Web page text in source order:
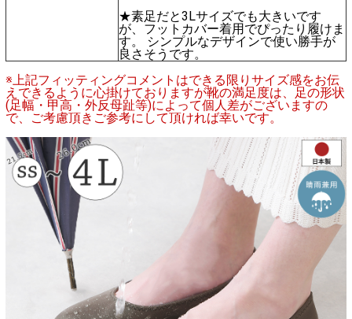
★素足だと3Lサイズでも大きいです
が、フットカバー着用でぴったり履けま
す。 シンプルなデザインで使い勝手が
良さそうです。
※上記フィッティングコメントはできる限りサイズ感をお伝
えできるように心掛けておりますが靴の満足度は、足の形状
(足幅・甲高・外反母趾等)によって個人差がございますの
で、ご考慮頂きご参考にして頂ければ幸いです。